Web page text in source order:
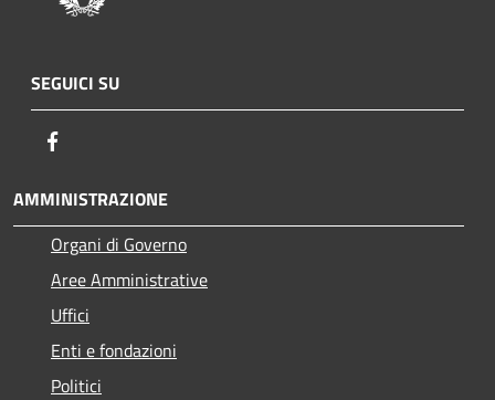
SEGUICI SU
AMMINISTRAZIONE
Organi di Governo
Aree Amministrative
Uffici
Enti e fondazioni
Politici